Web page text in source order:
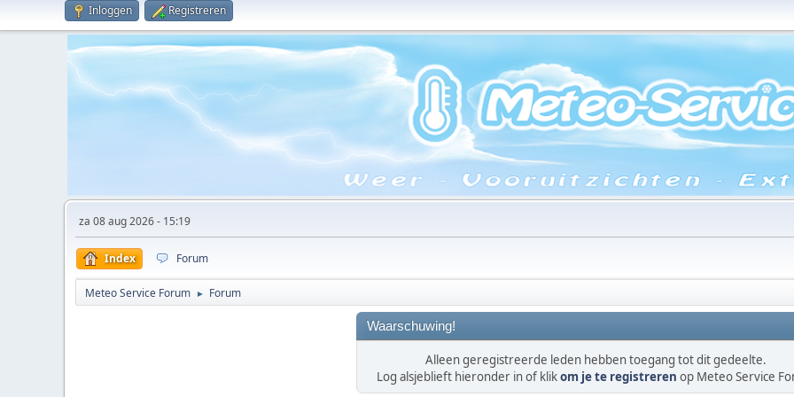
Inloggen Registreren
za 08 aug 2026 - 15:19
Index Forum
Meteo Service Forum ► Forum
Waarschuwing!
Alleen geregistreerde leden hebben toegang tot dit gedeelte.
Log alsjeblieft hieronder in of klikom je te registreren op Meteo Service